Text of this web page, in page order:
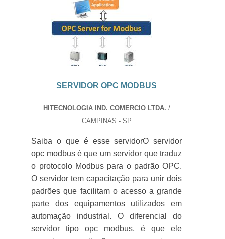
SERVIDOR OPC MODBUS
HITECNOLOGIA IND. COMERCIO LTDA. /
CAMPINAS - SP
Saiba o que é esse servidorO servidor
opc modbus é que um servidor que traduz
o protocolo Modbus para o padrão OPC.
O servidor tem capacitação para unir dois
padrões que facilitam o acesso a grande
parte dos equipamentos utilizados em
automação industrial. O diferencial do
servidor tipo opc modbus, é que ele